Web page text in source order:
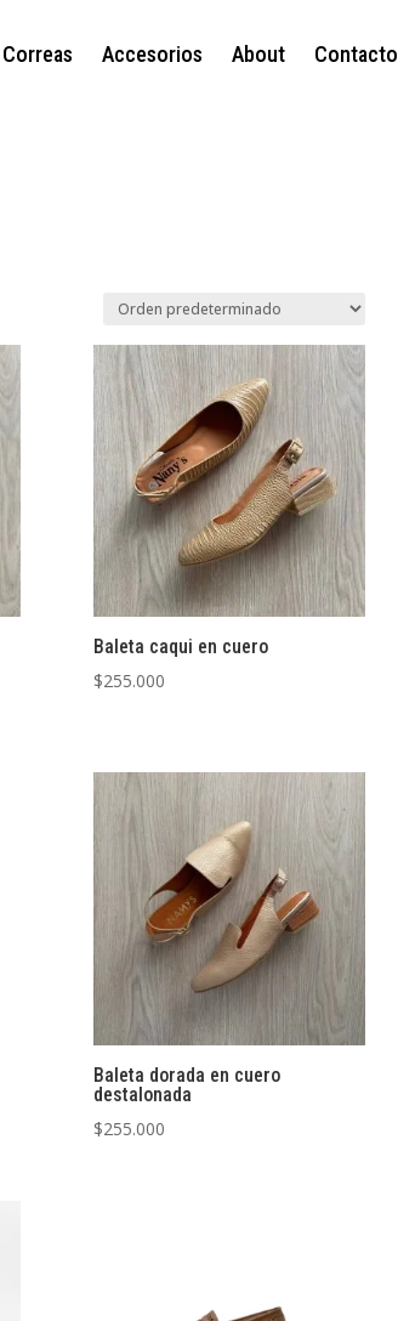
Correas Accesorios About Contacto
Baleta caqui en cuero
$255.000
Baleta dorada en cuero
destalonada
$255.000